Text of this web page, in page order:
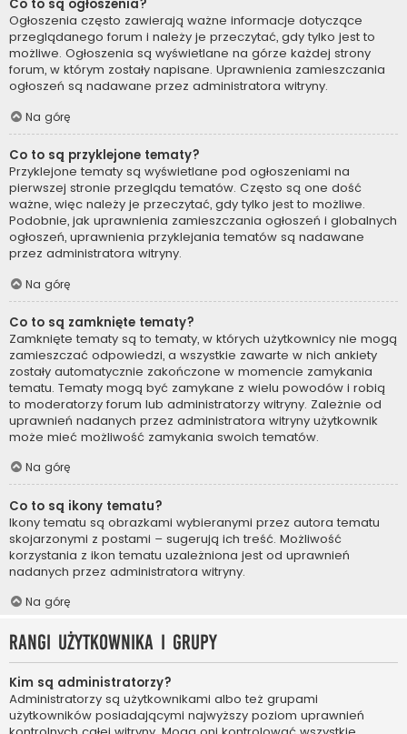
Co to są ogłoszenia?
Ogłoszenia często zawierają ważne informacje dotyczące
przeglądanego forum i należy je przeczytać, gdy tylko jest to
możliwe. Ogłoszenia są wyświetlane na górze każdej strony
forum, w którym zostały napisane. Uprawnienia zamieszczania
ogłoszeń są nadawane przez administratora witryny.
Na górę
Co to są przyklejone tematy?
Przyklejone tematy są wyświetlane pod ogłoszeniami na
pierwszej stronie przeglądu tematów. Często są one dość
ważne, więc należy je przeczytać, gdy tylko jest to możliwe.
Podobnie, jak uprawnienia zamieszczania ogłoszeń i globalnych
ogłoszeń, uprawnienia przyklejania tematów są nadawane
przez administratora witryny.
Na górę
Co to są zamknięte tematy?
Zamknięte tematy są to tematy, w których użytkownicy nie mogą
zamieszczać odpowiedzi, a wszystkie zawarte w nich ankiety
zostały automatycznie zakończone w momencie zamykania
tematu. Tematy mogą być zamykane z wielu powodów i robią
to moderatorzy forum lub administratorzy witryny. Zależnie od
uprawnień nadanych przez administratora witryny użytkownik
może mieć możliwość zamykania swoich tematów.
Na górę
Co to są ikony tematu?
Ikony tematu są obrazkami wybieranymi przez autora tematu
skojarzonymi z postami – sugerują ich treść. Możliwość
korzystania z ikon tematu uzależniona jest od uprawnień
nadanych przez administratora witryny.
Na górę
Rangi użytkownika i grupy
Kim są administratorzy?
Administratorzy są użytkownikami albo też grupami
użytkowników posiadającymi najwyższy poziom uprawnień